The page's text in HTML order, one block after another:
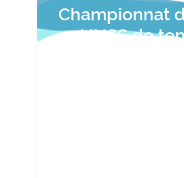
Championnat
UNSS de